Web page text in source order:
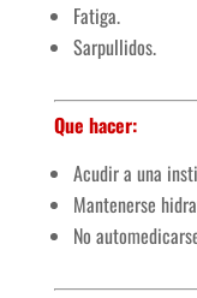
Fatiga.
Sarpullidos.
Que hacer:
Acudir a una
Mantenerse
No